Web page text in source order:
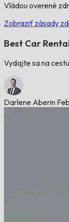
Vládou overené
Zobraziť zásady
Best Car
Vydajte sa na
Darlene Aberin